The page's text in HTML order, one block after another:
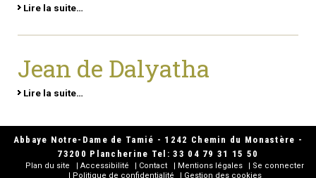
Lire la suite…
Jean de Dalyatha
Lire la suite…
Abbaye Notre-Dame de Tamié - 1242 Chemin du Monastère -
73200 Plancherine Tel: 33 04 79 31 15 50
Plan du site Accessibilité Contact Mentions légales
Se connecter
Politique de confidentialité
Gestion des cookies